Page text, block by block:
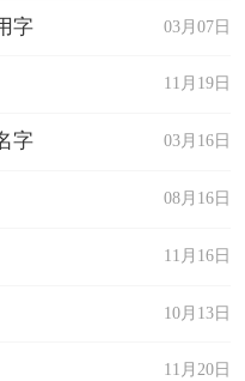
03月07日
字
11月19日
03月16日
字
08月16日
11月16日
10月13日
11月20日